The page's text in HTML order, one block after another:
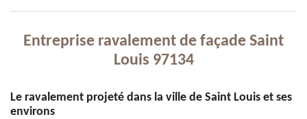
Entreprise ravalement de façade Saint
Louis 97134
Le ravalement projeté dans la ville de Saint Louis et ses
environs